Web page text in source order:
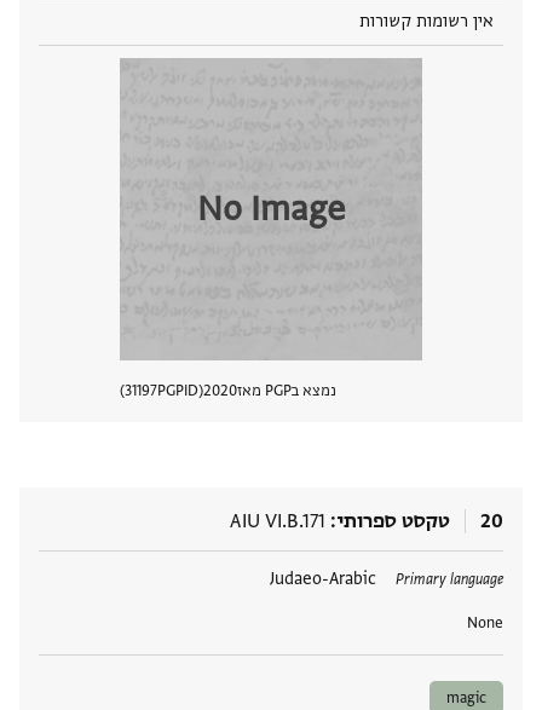
אין רשומות קשורות
No Image
נמצא בPGP מאז 2020
PGPID
31197
20 טקסט ספרותי AIU VI.B.171
Primary language
Judaeo-Arabic
None
תגים
magic